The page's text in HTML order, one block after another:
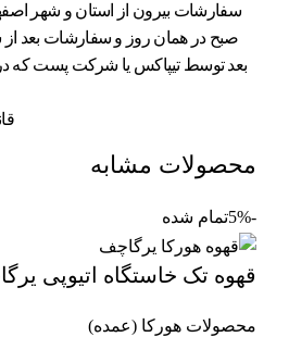
سفارشات بیرون از استان و شهر
صبح در همان روز و سفارشات بعد
بعد توسط تیپاکس یا شرکت پست که در
محصولات مشابه
-5% تمام شده
قهوه تک خاستگاه اتیوپی یرگاچف 1
محصولات هورکا (عمده)